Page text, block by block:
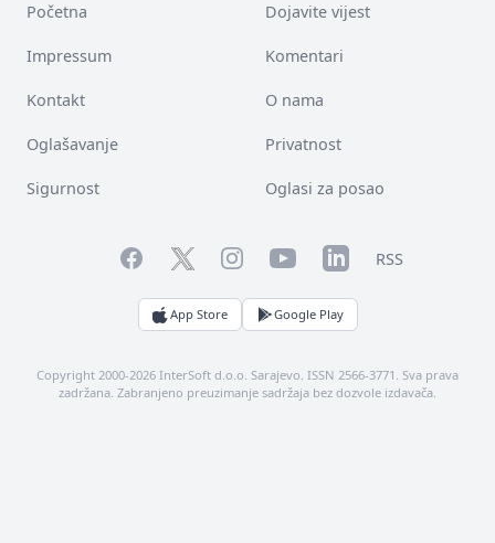
Početna Dojavite vijest
Impressum Komentari
Kontakt O nama
Oglašavanje Privatnost
Sigurnost Oglasi za posao
FacebookTwitterInstagramYouTubeLinkedInRSS
App Store Google Play
Copyright 2000-2026 InterSoft d.o.o. Sarajevo. ISSN 2566-3771. Sva prava
zadržana. Zabranjeno preuzimanje sadržaja bez dozvole izdavača.